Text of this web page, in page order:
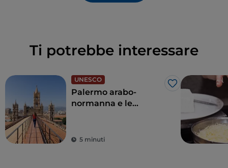
Ti potrebbe interessare
UNESCO
Like
Palermo arabo-
normanna e le
5 minuti